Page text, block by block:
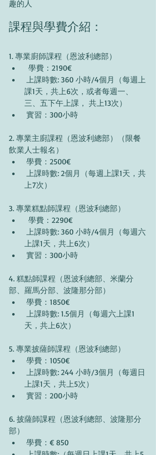
趣的人
課程與學費介紹：
1. 專業廚師課程（恩波利總部）
  學費：2190€
課1天，共上6次，或者每週一、
三、五下午上課， 共上13次）
實習：300小時
2. 專業主廚課程（恩波利總部）（限餐
飲業人士報名）
學費：2500€
上7次）
3. 專業糕點師課程（恩波利總部）
  學費：2290€
上課1天，共上6次）
實習：300小時
4. 糕點師課程（恩波利總部、米蘭分
部、羅馬分部、波隆那分部）
學費：1850€
天，共上6次）
5. 專業披薩師課程（恩波利總部）
學費：1050€
上課1天，共上5次）
實習：200小時
6. 披薩師課程（恩波利總部、波隆那分
部）
學費：€ 850